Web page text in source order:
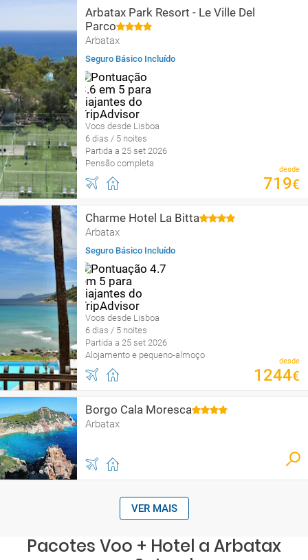
Arbatax Park Resort - Le Ville Del
Parco
Arbatax
Seguro Básico Incluído
Voos desde Lisboa
6 dias / 5 noites
Partida a 25 set 2026
Pensão completa
desde
719€
Charme Hotel La Bitta
Arbatax
Seguro Básico Incluído
Voos desde Lisboa
6 dias / 5 noites
Partida a 25 set 2026
Alojamento e pequeno-almoço
desde
1244€
Borgo Cala Moresca
Arbatax
VER MAIS
Pacotes Voo + Hotel a Arbatax